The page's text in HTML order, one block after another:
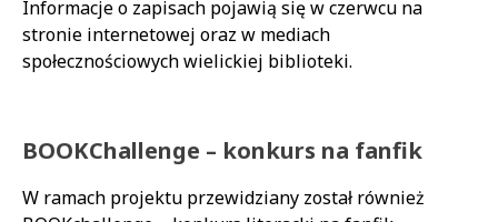
Informacje o zapisach pojawią się w czerwcu na
stronie internetowej oraz w mediach
społecznościowych wielickiej biblioteki.
BOOKChallenge – konkurs na fanfik
W ramach projektu przewidziany został również